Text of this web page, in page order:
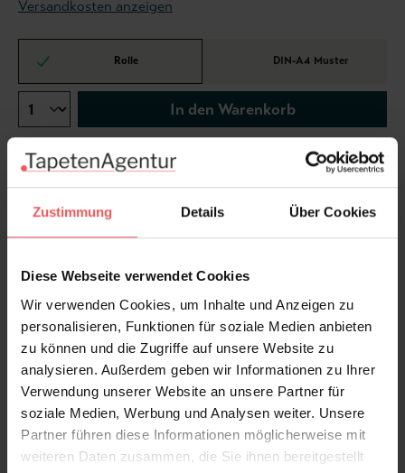
Zustimmung Details Über Cookies
Diese Webseite verwendet Cookies
Wir verwenden Cookies, um Inhalte und Anzeigen zu
personalisieren, Funktionen für soziale Medien anbieten
zu können und die Zugriffe auf unsere Website zu
analysieren. Außerdem geben wir Informationen zu Ihrer
Verwendung unserer Website an unsere Partner für
soziale Medien, Werbung und Analysen weiter. Unsere
Partner führen diese Informationen möglicherweise mit
weiteren Daten zusammen, die Sie ihnen bereitgestellt
Versandkosten anzeigen
Rolle DIN-A4 Muster
In den Warenkorb
Wie viel brauche ich?
Rollen & Mengen berechnen
bestellbar. Die maximale Bestellmenge beträgt: 2
Stk.
Produktdetails
Versand & Zahlung